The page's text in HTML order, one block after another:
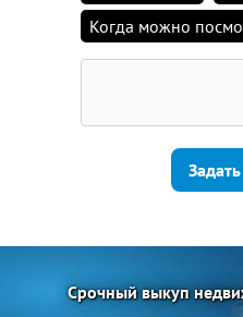
Когда можно
Срочный выкуп